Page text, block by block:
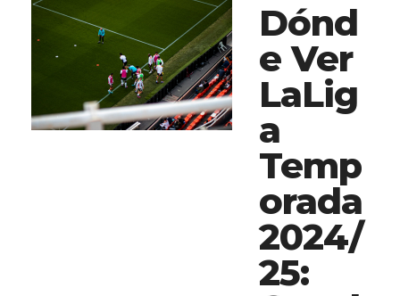
Dónd
e Ver
LaLig
a
Temp
orada
2024/
25: